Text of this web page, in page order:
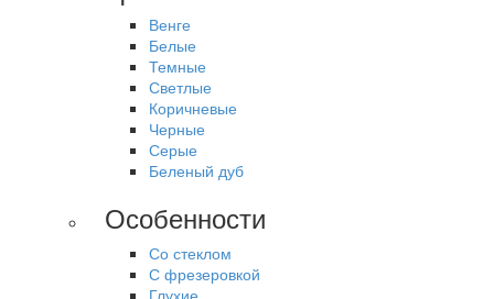
Венге
Белые
Темные
Светлые
Коричневые
Черные
Серые
Беленый дуб
Особенности
Со стеклом
С фрезеровкой
Глухие